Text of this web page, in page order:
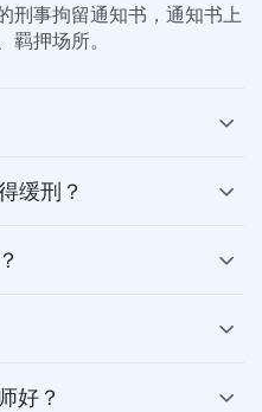
刑事拘留通知书，通知书上
押场所。
缓刑？
好？